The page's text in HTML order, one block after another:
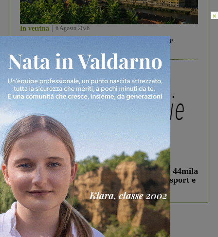
In vetrina 6 Agosto 2026
Gita di famiglia a Firenze: 5 idee per far
divertire i tuoi figli
In vetrina 3 Agosto 2026
Estra Notizie agosto: Smart Cities, oltre 44mila
studenti coinvolti, torna il bando per lo sport e
debutta il podcast Estrair
×